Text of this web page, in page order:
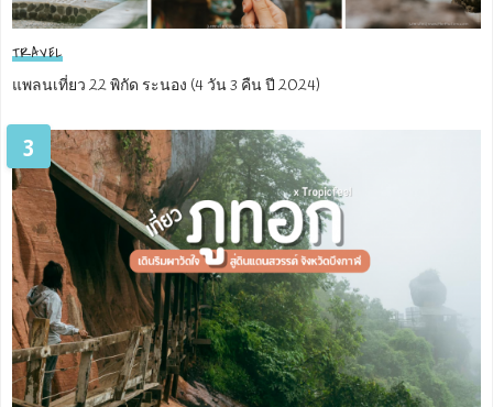
TRAVEL
แพลนเที่ยว 22 พิกัด ระนอง (4 วัน 3 คืน ปี 2024)
3